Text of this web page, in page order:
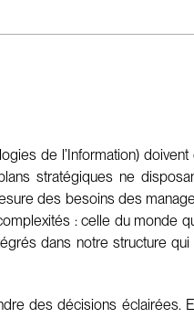
de l’Information) doivent
stratégiques ne
des besoins des
: celle du monde
dans notre structure
des décisions éclairées.